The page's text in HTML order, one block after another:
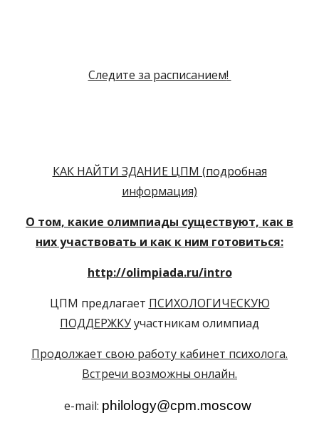
Следите за расписанием!
КАК НАЙТИ ЗДАНИЕ ЦПМ (подробная
информация)
О том, какие олимпиады существуют, как в
них участвовать и как к ним готовиться:
http://olimpiada.ru/intro
ЦПМ предлагает ПСИХОЛОГИЧЕСКУЮ
ПОДДЕРЖКУучастникам олимпиад
Продолжает свою работу кабинет психолога.
Встречи возможны онлайн.
e-mail: philology@cpm.moscow